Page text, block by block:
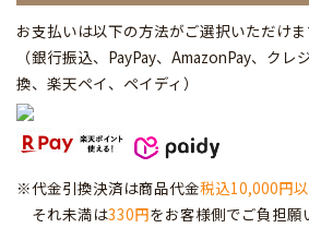
お支払いは以下の方法がご選択いただけま
（銀行振込、PayPay、AmazonPay、クレ
換、楽天ペイ、ペイディ ）
※代金引換決済は商品代金税込10,000円
それ未満は330円をお客様側でご負担願